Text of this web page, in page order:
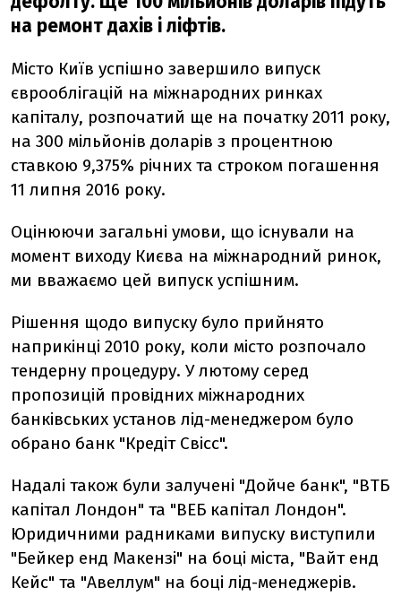
на ремонт дахів і ліфтів.
Місто Київ успішно завершило випуск
єврооблігацій на міжнародних ринках
капіталу, розпочатий ще на початку 2011 року,
на 300 мільйонів доларів з процентною
ставкою 9,375% річних та строком погашення
11 липня 2016 року.
Оцінюючи загальні умови, що існували на
момент виходу Києва на міжнародний ринок,
ми вважаємо цей випуск успішним.
Рішення щодо випуску було прийнято
наприкінці 2010 року, коли місто розпочало
тендерну процедуру. У лютому серед
пропозицій провідних міжнародних
банківських установ лід-менеджером було
обрано банк "Кредіт Свісс".
Надалі також були залучені "Дойче банк", "ВТБ
капітал Лондон" та "ВЕБ капітал Лондон".
Юридичними радниками випуску виступили
"Бейкер енд Макензі" на боці міста, "Вайт енд
Кейс" та "Авеллум" на боці лід-менеджерів.